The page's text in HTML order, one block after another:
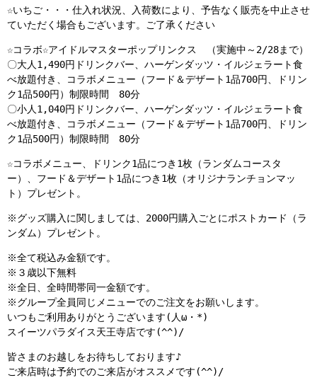
☆いちご・・・仕入れ状況、入荷数により、予告なく販売を中止させ
ていただく場合もございます。ご了承ください
☆コラボ☆アイドルマスターポップリンクス （実施中～2/28まで）
〇大人1,490円ドリンクバー、ハーゲンダッツ・イルジェラート食
べ放題付き、コラボメニュー（フード＆デザート1品700円、ドリン
ク1品500円）制限時間 80分
〇小人1,040円ドリンクバー、ハーゲンダッツ・イルジェラート食
べ放題付き、コラボメニュー（フード＆デザート1品700円、ドリン
ク1品500円）制限時間 80分
☆コラボメニュー、ドリンク1品につき1枚（ランダムコースタ
ー）、フード＆デザート1品につき1枚（オリジナランチョンマッ
ト）プレゼント。
※グッズ購入に関しましては、2000円購入ごとにポストカード（ラ
ンダム）プレゼント。
※全て税込み金額です。
※３歳以下無料
※全日、全時間帯同一金額です。
※グループ全員同じメニューでのご注文をお願いします。
いつもご利用ありがとうございます(人ω・*)
スイーツパラダイス天王寺店です(^^)/
皆さまのお越しをお待ちしております♪
ご来店時は予約でのご来店がオススメです(^^)/